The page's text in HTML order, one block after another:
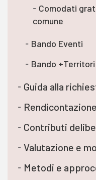
Comodati
comune
Bando Eventi
Bando +Territori
Guida alla
Rendicontazione
Contributi
Valutazione e
Metodi e